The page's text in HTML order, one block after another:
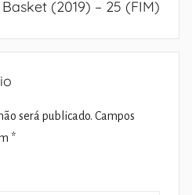
(2019) – 25 (FIM)
será publicado. Campos
*